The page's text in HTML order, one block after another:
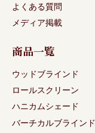
よくある質問
メディア掲載
商品一覧
ウッドブラインド
ロールスクリーン
ハニカムシェード
バーチカルブラインド